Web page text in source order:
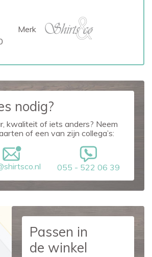
Merk
nodig?
kwaliteit of iets anders? Neem
of een van zijn collega’s:
055 - 522 06 39
Passen in
de winkel